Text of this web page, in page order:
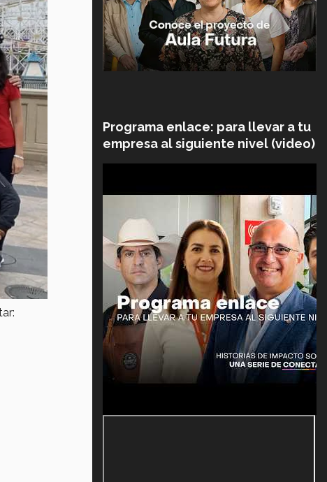
Programa enlace: para llevar a tu
empresa al siguiente nivel (video)